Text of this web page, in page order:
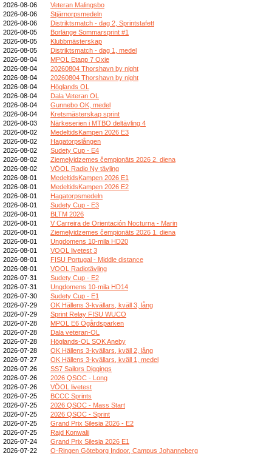
2026-08-06
Veteran Malingsbo
2026-08-06
Stjärnorpsmedeln
2026-08-06
Distriktsmatch - dag 2, Sprintstafett
2026-08-05
Borlänge Sommarsprint #1
2026-08-05
Klubbmästerskap
2026-08-05
Distriktsmatch - dag 1, medel
2026-08-04
MPOL Etapp 7 Oxie
2026-08-04
20260804 Thorshavn by night
2026-08-04
20260804 Thorshavn by night
2026-08-04
Höglands OL
2026-08-04
Dala Veteran OL
2026-08-04
Gunnebo OK, medel
2026-08-04
Kretsmästerskap sprint
2026-08-03
Närkeserien i MTBO deltävling 4
2026-08-02
MedeltidsKampen 2026 E3
2026-08-02
Hagatorpslången
2026-08-02
Sudety Cup - E4
2026-08-02
Ziemeļvidzemes čempionāts 2026 2. diena
2026-08-02
VÖOL Radio Ny tävling
2026-08-01
MedeltidsKampen 2026 E1
2026-08-01
MedeltidsKampen 2026 E2
2026-08-01
Hagatorpsmedeln
2026-08-01
Sudety Cup - E3
2026-08-01
BLTM 2026
2026-08-01
V Carreira de Orientación Nocturna - Marin
2026-08-01
Ziemeļvidzemes čempionāts 2026 1. diena
2026-08-01
Ungdomens 10-mila HD20
2026-08-01
VOOL livetest 3
2026-08-01
FISU Portugal - Middle distance
2026-08-01
VOOL Radiotävling
2026-07-31
Sudety Cup - E2
2026-07-31
Ungdomens 10-mila HD14
2026-07-30
Sudety Cup - E1
2026-07-29
OK Hällens 3-kvällars, kväll 3, lång
2026-07-29
Sprint Relay FISU WUCO
2026-07-28
MPOL E6 Ögårdsparken
2026-07-28
Dala veteran-OL
2026-07-28
Höglands-OL SOK Aneby
2026-07-28
OK Hällens 3-kvällars, kväll 2, lång
2026-07-27
OK Hällens 3-kvällars, kväll 1, medel
2026-07-26
SS7 Sailors Diggings
2026-07-26
2026 QSOC - Long
2026-07-26
VÖOL livetest
2026-07-25
BCCC Sprints
2026-07-25
2026 QSOC - Mass Start
2026-07-25
2026 QSOC - Sprint
2026-07-25
Grand Prix Silesia 2026 - E2
2026-07-25
Rajd Konwalii
2026-07-24
Grand Prix Silesia 2026 E1
2026-07-22
O-Ringen Göteborg Indoor, Campus Johanneberg